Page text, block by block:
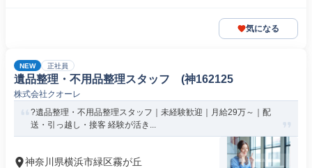
気になる
NEW 正社員
遺品整理・不用品整理スタッフ (神162125
株式会社クオーレ
?遺品整理・不用品整理スタッフ｜未経験歓迎｜月給29万～｜配
送・引っ越し・接客 経験が活き...
神奈川県横浜市緑区霧が丘